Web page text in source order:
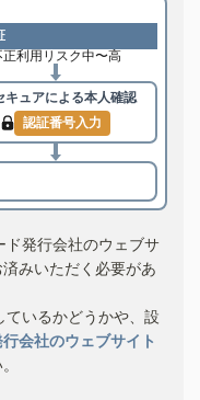
正利用リスク中〜高
キュアによる本人確認
認証番号入力
ド発行会社のウェブサ
みいただく必要があ
ているかどうかや、設
会社のウェブサイト